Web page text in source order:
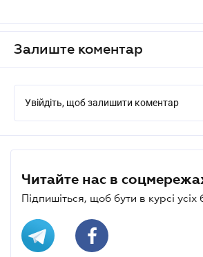
Залиште коментар
Увійдіть, щоб залишити коментар
Читайте нас в
Підпишіться, щоб бути в курсі усіх